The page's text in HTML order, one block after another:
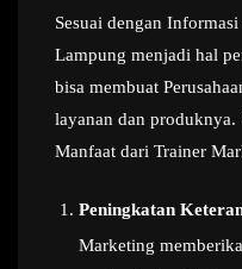
Sesuai dengan
Lampung menjadi hal
bisa membuat
layanan dan
Manfaat dari Trainer
Peningkatan
Marketing